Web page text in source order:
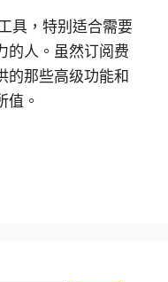
具，特别适合需要
的人。虽然订阅费
的那些高级功能和
值。